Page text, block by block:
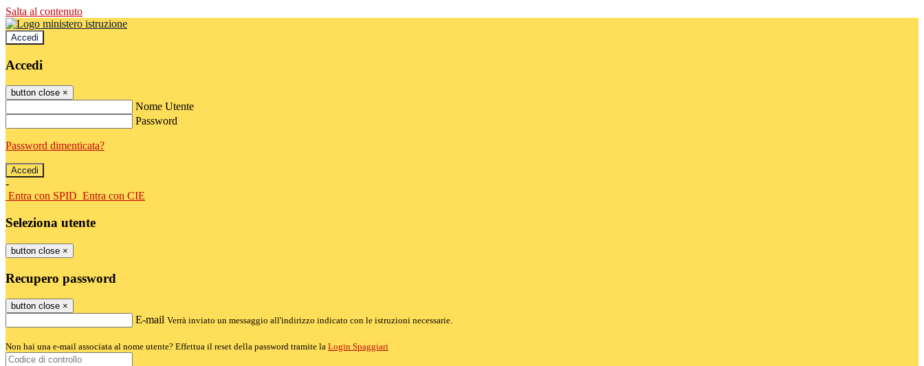
Salta al contenuto
Accedi
Accedi
button close ×
Nome Utente
Password
Password dimenticata?
-
Entra con SPID Entra con CIE
Seleziona utente
button close ×
Recupero password
button close ×
E-mail Verrà inviato un messaggio all'indirizzo indicato con le istruzioni necessarie.
Non hai una e-mail associata al nome utente? Effettua il reset della password tramite la Login Spaggiari